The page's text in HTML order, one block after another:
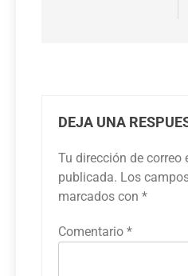
DEJA UNA
Tu dirección de correo
publicada. Los
marcados con *
Comentario *